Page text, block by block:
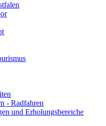
- Radfahren
und Erholungsbereiche